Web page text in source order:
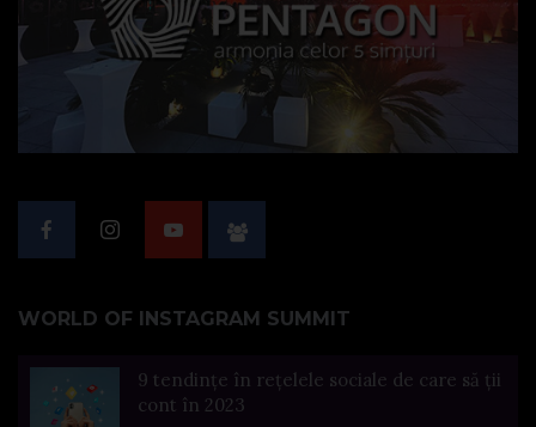
WORLD OF INSTAGRAM SUMMIT
9 tendințe în rețelele sociale de care să ții
cont în 2023